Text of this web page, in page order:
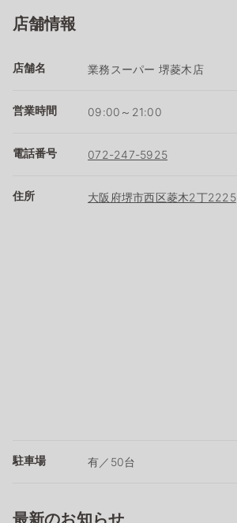
店舗情報
店舗名 業務スーパー 堺菱木店
営業時間 09:00～21:00
電話番号 072-247-5925
住所 大阪府堺市西区菱木2丁2225
駐車場 有／50台
最新のお知らせ